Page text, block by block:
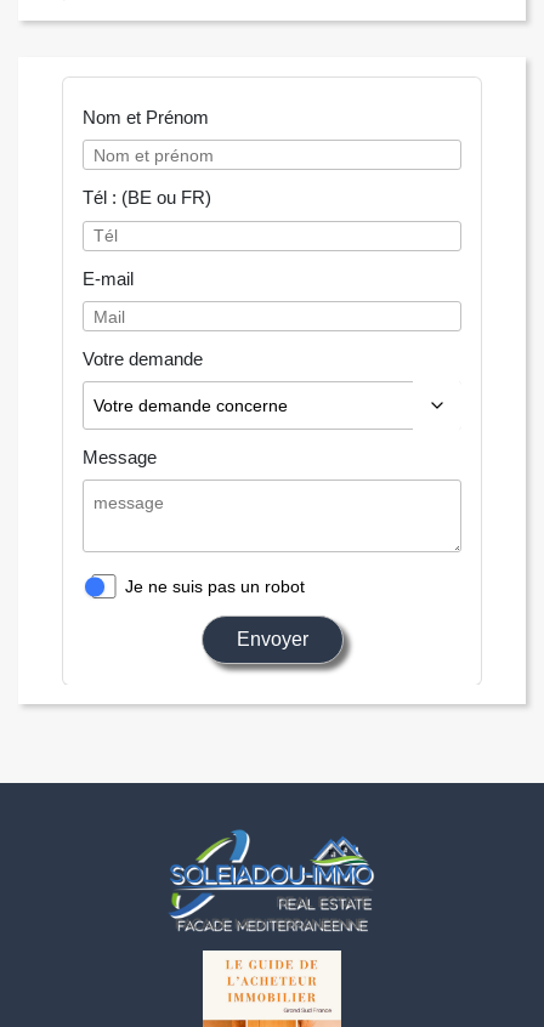
Nom et Prénom
Tél : (BE ou FR)
E-mail
Votre demande
Message
Je ne suis pas un robot
Envoyer